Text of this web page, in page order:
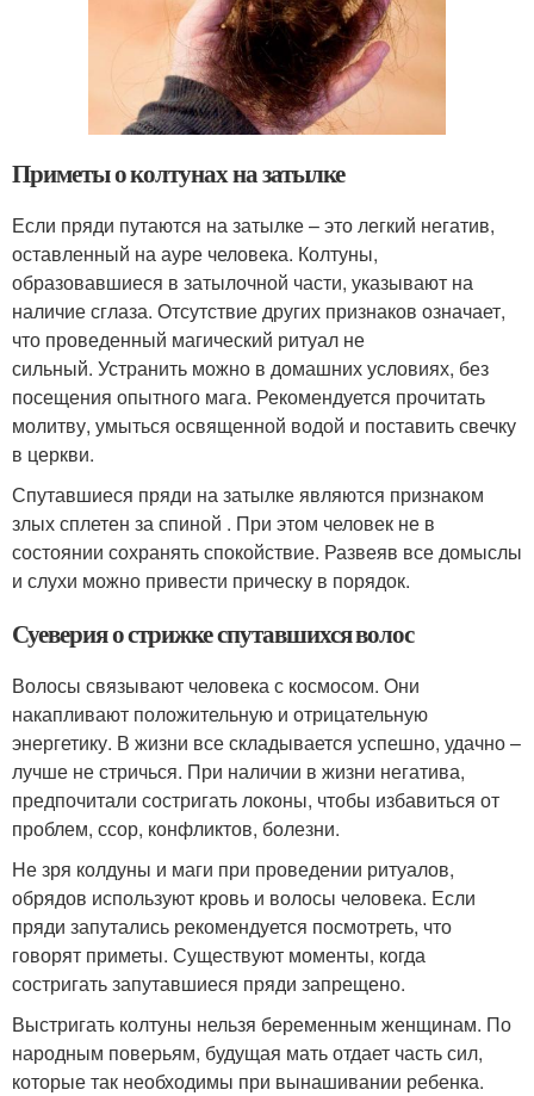
Приметы о колтунах на затылке
Если пряди путаются на затылке – это легкий негатив,
оставленный на ауре человека. Колтуны,
образовавшиеся в затылочной части, указывают на
наличие сглаза. Отсутствие других признаков означает,
что проведенный магический ритуал не
сильный. Устранить можно в домашних условиях, без
посещения опытного мага. Рекомендуется прочитать
молитву, умыться освященной водой и поставить свечку
в церкви.
Спутавшиеся пряди на затылке являются признаком
злых сплетен за спиной . При этом человек не в
состоянии сохранять спокойствие. Развеяв все домыслы
и слухи можно привести прическу в порядок.
Суеверия о стрижке спутавшихся волос
Волосы связывают человека с космосом. Они
накапливают положительную и отрицательную
энергетику. В жизни все складывается успешно, удачно –
лучше не стричься. При наличии в жизни негатива,
предпочитали состригать локоны, чтобы избавиться от
проблем, ссор, конфликтов, болезни.
Не зря колдуны и маги при проведении ритуалов,
обрядов используют кровь и волосы человека. Если
пряди запутались рекомендуется посмотреть, что
говорят приметы. Существуют моменты, когда
состригать запутавшиеся пряди запрещено.
Выстригать колтуны нельзя беременным женщинам. По
народным поверьям, будущая мать отдает часть сил,
которые так необходимы при вынашивании ребенка.